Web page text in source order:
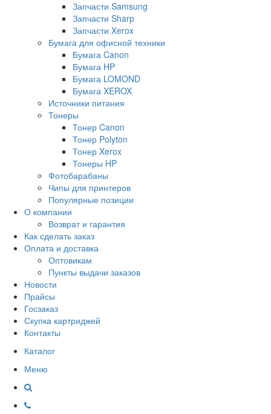
Запчасти Samsung
Запчасти Sharp
Запчасти Xerox
Бумага для офисной техники
Бумага Canon
Бумага HP
Бумага LOMOND
Бумага XEROX
Источники питания
Тонеры
Тонер Canon
Тонер Polyton
Тонер Xerox
Тонеры HP
Фотобарабаны
Чипы для принтеров
Популярные позиции
О компании
Возврат и гарантия
Как сделать заказ
Оплата и доставка
Оптовикам
Пункты выдачи заказов
Новости
Прайсы
Госзаказ
Скупка картриджей
Контакты
Каталог
Меню